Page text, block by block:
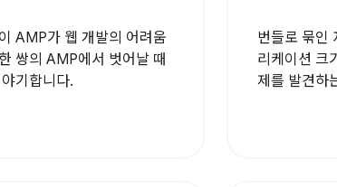
AMP가 웹 개발의 어려움
쌍의 AMP에서 벗어날 때
기합니다.
번들로 묶인
리케이션 크
제를 발견하